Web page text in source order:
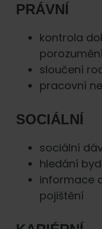
PRÁVNÍ
kontrola
sloučení
pracovní
SOCIÁLNÍ
sociální
hledání
informace
pojištění